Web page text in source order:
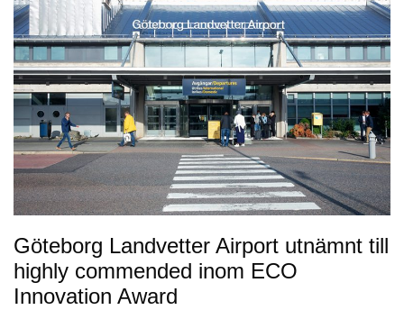
Göteborg Landvetter Airport utnämnt till
highly commended inom ECO
Innovation Award